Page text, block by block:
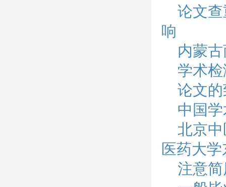
论文
响
内蒙
学术
论文
中国
北京
医药大
注意